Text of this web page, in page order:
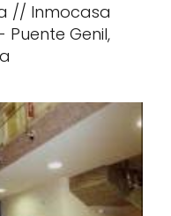
// Inmocasa
Genil,